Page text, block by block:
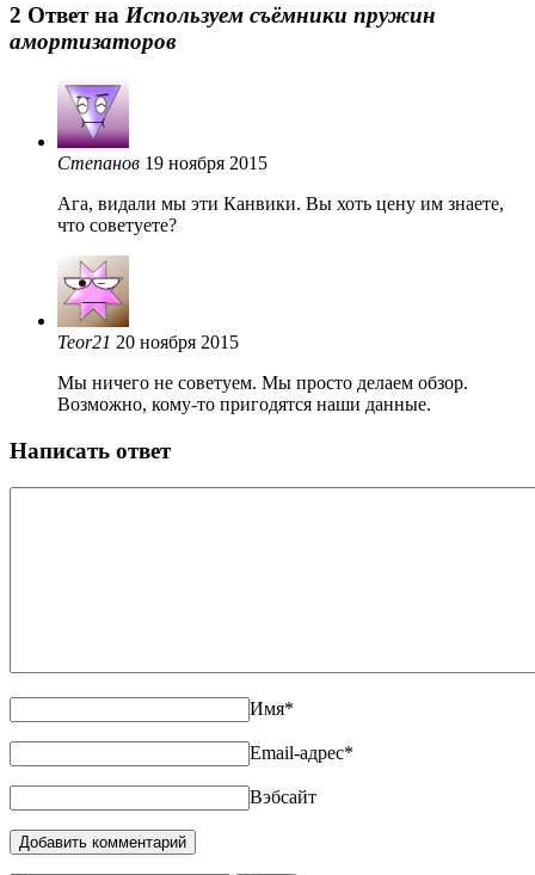
2 Oтвет на Используем съёмники пружин
амортизаторов
Степанов 19 ноября 2015
Ага, видали мы эти Канвики. Вы хоть цену им знаете,
что советуете?
Teor21 20 ноября 2015
Мы ничего не советуем. Мы просто делаем обзор.
Возможно, кому-то пригодятся наши данные.
Написать ответ
Имя*
Email-адрес*
Вэбсайт